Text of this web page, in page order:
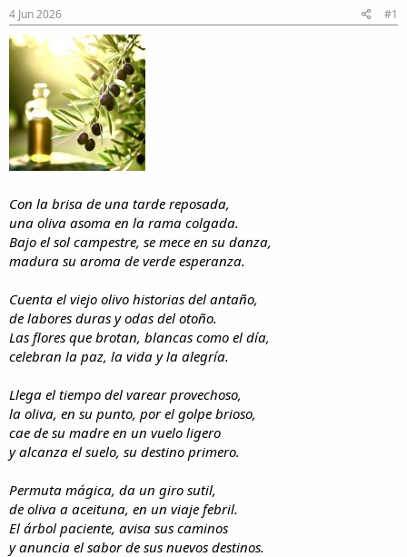
h
i
o
i
n
i
c
i
o
4 Jun 2026 #1
Con la brisa de una tarde reposada,
una oliva asoma en la rama colgada.
Bajo el sol campestre, se mece en su danza,
madura su aroma de verde esperanza.
Cuenta el viejo olivo historias del antaño,
de labores duras y odas del otoño.
Las flores que brotan, blancas como el día,
celebran la paz, la vida y la alegría.
Llega el tiempo del varear provechoso,
la oliva, en su punto, por el golpe brioso,
cae de su madre en un vuelo ligero
y alcanza el suelo, su destino primero.
Permuta mágica, da un giro sutil,
de oliva a aceituna, en un viaje febril.
El árbol paciente, avisa sus caminos
y anuncia el sabor de sus nuevos destinos.